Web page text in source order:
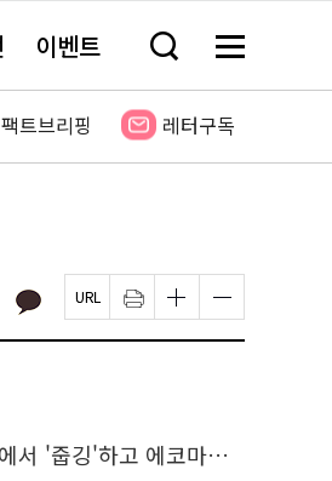
이벤트 검
창
기
메
전
보
팩트브리핑 레터구독
카
카 페
이
지
인
쇄
하
글
자
크
하
기
글
자
크
하
깅'하고 에코마일리지도 줍줍!